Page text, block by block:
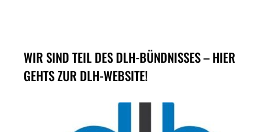
WIR SIND TEIL DES DLH-BÜNDNISSES – HIER
GEHTS ZUR DLH-WEBSITE!